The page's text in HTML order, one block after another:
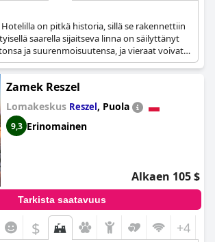
on pitkä historia, sillä se rakennettiin
saarella sijaitseva linna on säilyttänyt
ja suurenmoisuutensa, ja vieraat voivat
ja puupaneloituja saleja sekä alkuperäisiä
19 tyylikkään huoneen sisustus heijastaa
kuin se oli noin sata vuotta sitten, ja
mutta nykyaikaisia mukavuuksia, minkä
romanttiseen oleskeluun tai
Zamek Reszel
Lomakeskus Reszel, Puola
9,3 Erinomainen
Alkaen 105 $
Tarkista saatavuus
$ +4